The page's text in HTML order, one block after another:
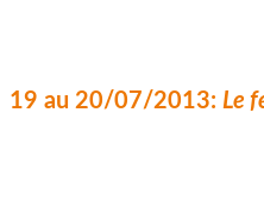
19 au 20/07/2013: Le